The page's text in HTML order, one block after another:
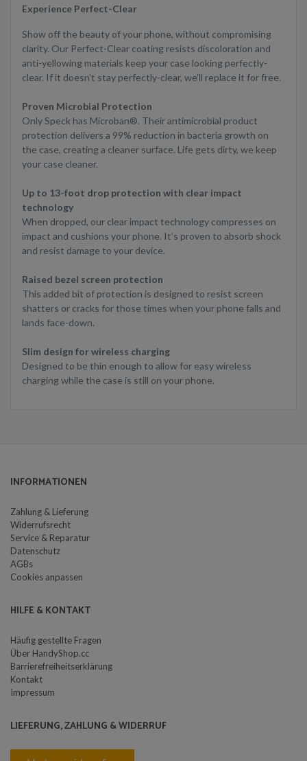
Experience Perfect-Clear
Show off the beauty of your phone, without compromising
clarity. Our Perfect-Clear coating resists discoloration and
anti-yellowing materials keep your case looking perfectly-
clear. If it doesn’t stay perfectly-clear, we’ll replace it for free.
Proven Microbial Protection
Only Speck has Microban®. Their antimicrobial product
protection delivers a 99% reduction in bacteria growth on
the case, creating a cleaner surface. Life gets dirty, we keep
your case cleaner.
Up to 13-foot drop protection with clear impact
technology
When dropped, our clear impact technology compresses on
impact and cushions your phone. It’s proven to absorb shock
and resist damage to your device.
Raised bezel screen protection
This added bit of protection is designed to resist screen
shatters or cracks for those times when your phone falls and
lands face-down.
Slim design for wireless charging
Designed to be thin enough to allow for easy wireless
charging while the case is still on your phone.
INFORMATIONEN
Zahlung & Lieferung
Widerrufsrecht
Service & Reparatur
Datenschutz
AGBs
Cookies anpassen
HILFE & KONTAKT
Häufig gestellte Fragen
Über HandyShop.cc
Barrierefreiheitserklärung
Kontakt
Impressum
LIEFERUNG, ZAHLUNG & WIDERRUF